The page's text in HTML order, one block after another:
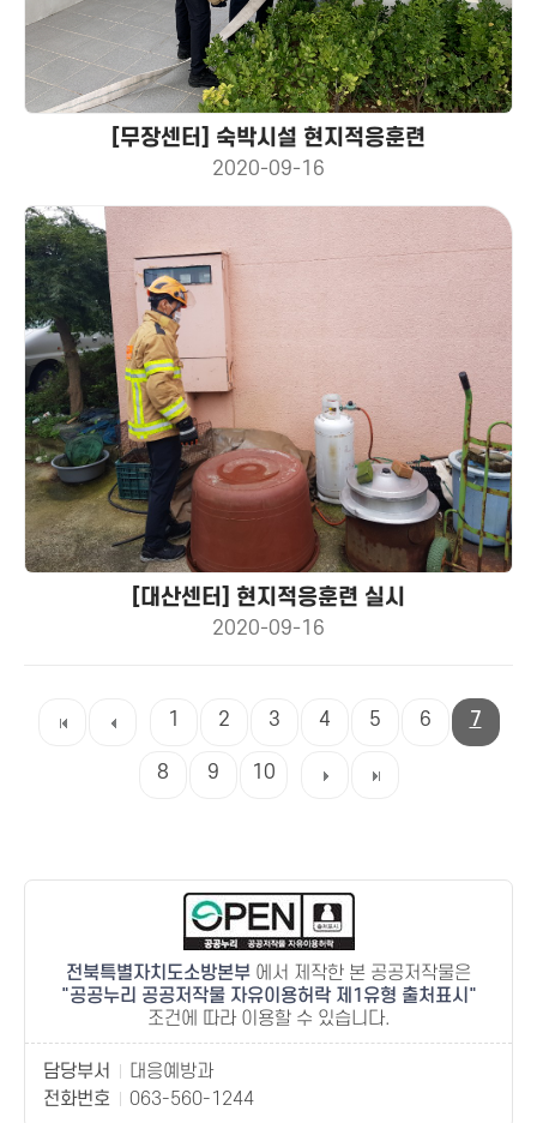
[무장센터] 숙박시설 현지적응훈련
2020-09-16
[대산센터] 현지적응훈련 실시
2020-09-16
1 2 3 4 5 6 7
8 9 10
전북특별자치도소방본부 에서 제작한 본 공공저작물은
공공누리 공공저작물 자유이용허락 제1유형 출처표시
조건에 따라 이용할 수 있습니다.
담당부서
대응예방과
전화번호
063-560-1244